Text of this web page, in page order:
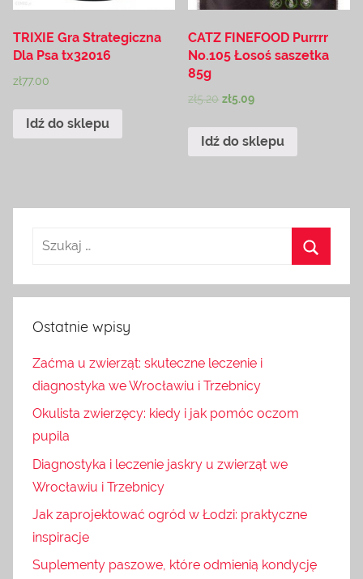
TRIXIE Gra Strategiczna
Dla Psa tx32016
zł77.00
Idź do sklepu
CATZ FINEFOOD Purrrr
No.105 Łosoś saszetka
85g
zł5.20 zł5.09
Idź do sklepu
Ostatnie wpisy
Zaćma u zwierząt: skuteczne leczenie i
diagnostyka we Wrocławiu i Trzebnicy
Okulista zwierzęcy: kiedy i jak pomóc oczom
pupila
Diagnostyka i leczenie jaskry u zwierząt we
Wrocławiu i Trzebnicy
Jak zaprojektować ogród w Łodzi: praktyczne
inspiracje
Suplementy paszowe, które odmienią kondycję